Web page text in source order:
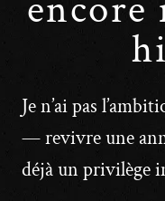
Je n’ai pas
— revivre une
déjà un privilège